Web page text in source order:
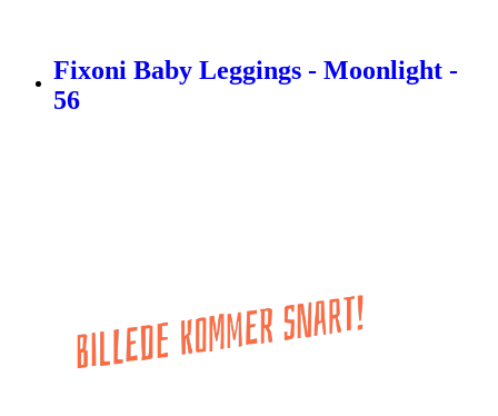
Fixoni Baby Leggings - Moonlight -
56